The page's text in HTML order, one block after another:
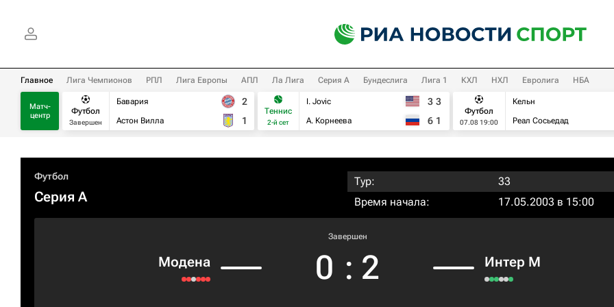
Главное Лига Чемпионов РПЛ Лига Европы АПЛ Ла Лига Серия А Бундеслига Лига 1 КХЛ НХЛ Евролига НБА
Матч-
центр
Футбол
Завершен
Бавария
Астон Вилла
2
1
Теннис
2-й сет
I. Jovic
А. Корнеева
3 3
6 1
Футбол
07.08 19:00
Кельн
Реал Сосьедад
Футбол
Серия А
Тур:
33
Время начала:
17.05.2003 в 15:00
Модена
Завершен
0 : 2 Интер М